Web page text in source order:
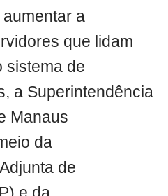
a
que lidam
sistema de
a Superintendência
Manaus
da
de